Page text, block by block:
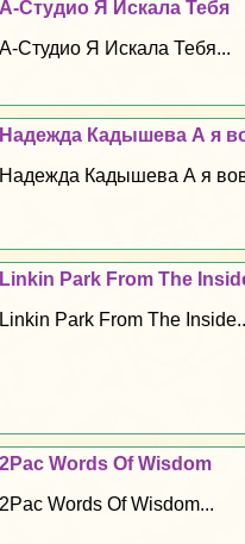
А-Студио Я Искала Тебя
А-Студио Я Искала Тебя...
Надежда Кадышева А я
Надежда Кадышева А я
Linkin Park From The
Linkin Park From The
2Pac Words Of Wisdom
2Pac Words Of Wisdom...